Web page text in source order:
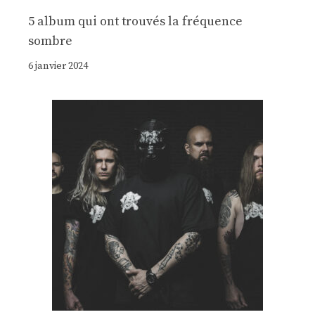
5 album qui ont trouvés la fréquence
sombre
6 janvier 2024